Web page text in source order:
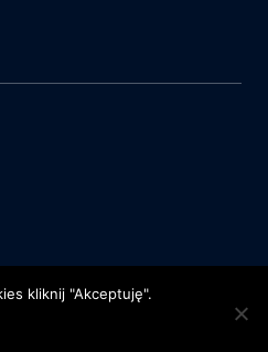
kliknij "Akceptuję".